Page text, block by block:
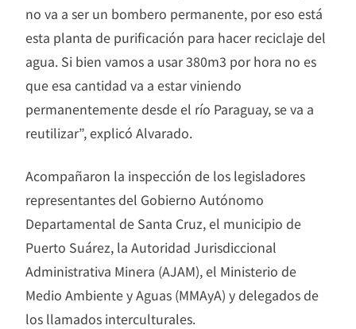
no va a ser un bombero permanente, por eso está
esta planta de purificación para hacer reciclaje del
agua. Si bien vamos a usar 380m3 por hora no es
que esa cantidad va a estar viniendo
permanentemente desde el río Paraguay, se va a
reutilizar”, explicó Alvarado.
Acompañaron la inspección de los legisladores
representantes del Gobierno Autónomo
Departamental de Santa Cruz, el municipio de
Puerto Suárez, la Autoridad Jurisdiccional
Administrativa Minera (AJAM), el Ministerio de
Medio Ambiente y Aguas (MMAyA) y delegados de
los llamados interculturales.